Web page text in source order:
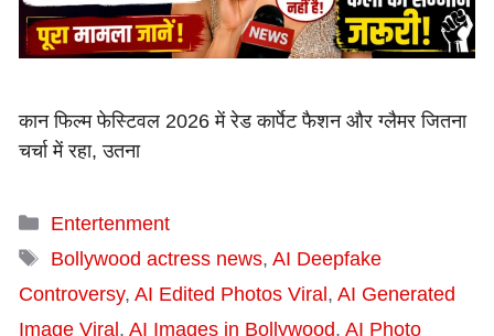
कान फिल्म फेस्टिवल 2026 में रेड कार्पेट फैशन और ग्लैमर जितना
चर्चा में रहा, उतना
Categories
Entertenment
Tags
Bollywood actress news, AI Deepfake
Controversy, AI Edited Photos Viral, AI Generated
Image Viral, AI Images in Bollywood, AI Photo